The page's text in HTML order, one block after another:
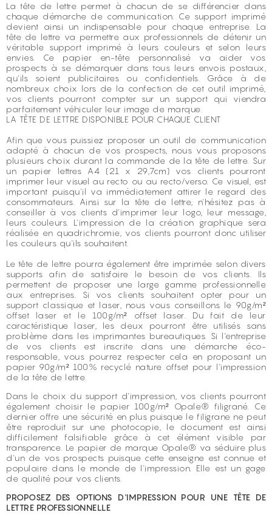
La tête de lettre permet à chacun de se différencier dans
chaque démarche de communication. Ce support imprimé
devient ainsi un indispensable pour chaque entreprise. La
tête de lettre va permettre aux professionnels de détenir un
véritable support imprimé à leurs couleurs et selon leurs
envies. Ce papier en-tête personnalisé va aider vos
prospects à se démarquer dans tous leurs envois postaux,
qu'ils soient publicitaires ou confidentiels. Grâce à de
nombreux choix lors de la confection de cet outil imprimé,
vos clients pourront compter sur un support qui viendra
parfaitement véhiculer leur image de marque.
LA TÊTE DE LETTRE DISPONIBLE POUR CHAQUE CLIENT
Afin que vous puissiez proposer un outil de communication
adapté à chacun de vos prospects, nous vous proposons
plusieurs choix durant la commande de la tête de lettre. Sur
un papier lettres A4 (21 x 29,7cm) vos clients pourront
imprimer leur visuel au recto ou au recto/verso. Ce visuel, est
important puisqu'il va immédiatement attirer le regard des
consommateurs. Ainsi sur la tête de lettre, n'hésitez pas à
conseiller à vos clients d'imprimer leur logo, leur message,
leurs couleurs. L'impression de la création graphique sera
réalisée en quadrichromie, vos clients pourront donc utiliser
les couleurs qu'ils souhaitent.
Le tête de lettre pourra également être imprimée selon divers
supports afin de satisfaire le besoin de vos clients. Ils
permettent de proposer une large gamme professionnelle
aux entreprises. Si vos clients souhaitent opter pour un
support classique et laser, nous vous conseillons le 90g/m²
offset laser et le 100g/m² offset laser. Du fait de leur
caractéristique laser, les deux pourront être utilisés sans
problème dans les imprimantes bureautiques. Si l'entreprise
de vos clients est inscrite dans une démarche éco-
responsable, vous pourrez respecter cela en proposant un
papier 90g/m² 100% recyclé nature offset pour l'impression
de la tête de lettre.
Dans le choix du support d'impression, vos clients pourront
également choisir le papier 100g/m² Opale® filigrané. Ce
dernier offre une sécurité en plus puisque le filigrane ne peut
être reproduit sur une photocopie, le document est ainsi
difficilement falsifiable grâce à cet élément visible par
transparence. Le papier de marque Opale® va séduire plus
d'un de vos prospects puisque cette enseigne est connue et
populaire dans le monde de l'impression. Elle est un gage
de qualité pour vos clients.
PROPOSEZ DES OPTIONS D'IMPRESSION POUR UNE TÊTE DE
LETTRE PROFESSIONNELLE